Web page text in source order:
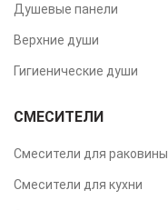
Душевые панели
Верхние души
Гигиенические души
СМЕСИТЕЛИ
Смесители для раковины
Смесители для кухни